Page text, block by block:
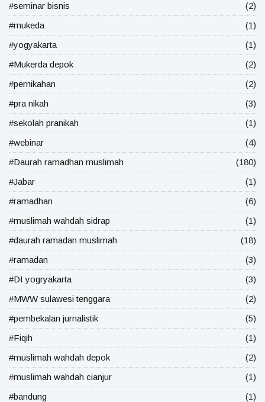
#seminar bisnis
(2)
#mukeda
(1)
#yogyakarta
(1)
#Mukerda depok
(2)
#pernikahan
(2)
#pra nikah
(3)
#sekolah pranikah
(1)
#webinar
(4)
#Daurah ramadhan muslimah
(180)
#Jabar
(1)
#ramadhan
(6)
#muslimah wahdah sidrap
(1)
#daurah ramadan muslimah
(18)
#ramadan
(3)
#DI yogryakarta
(3)
#MWW sulawesi tenggara
(2)
#pembekalan jurnalistik
(5)
#Fiqih
(1)
#muslimah wahdah depok
(2)
#muslimah wahdah cianjur
(1)
#bandung
(1)